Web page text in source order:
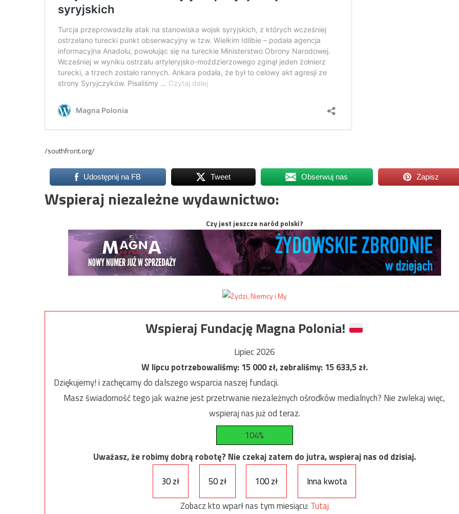
/southfront.org/
Udostępnij na FB Tweet Obserwuj nas Zapisz
Wspieraj niezależne wydawnictwo:
Czy jest jeszcze naród polski?
Wspieraj Fundację Magna Polonia!
Lipiec 2026
W lipcu potrzebowaliśmy:15 000zł, zebraliśmy:15 633,5zł.
Dziękujemy! i zachęcamy do dalszego wsparcia naszej fundacji.
Masz świadomość tego jak ważne jest przetrwanie niezależnych ośrodków medialnych? Nie zwlekaj więc,
wspieraj nas już od teraz.
104%
Uważasz, że robimy dobrą robotę? Nie czekaj zatem do jutra, wspieraj nas od dzisiaj.
30 zł
50 zł 100 zł
Inna kwota
Zobacz kto wparł nas tym miesiącu: Tutaj